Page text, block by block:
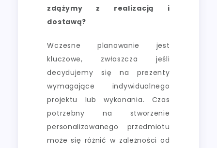
zdążymy z realizacją i
dostawą?
Wczesne planowanie jest
kluczowe, zwłaszcza jeśli
decydujemy się na prezenty
wymagające indywidualnego
projektu lub wykonania. Czas
potrzebny na stworzenie
personalizowanego przedmiotu
może się różnić w zależności od